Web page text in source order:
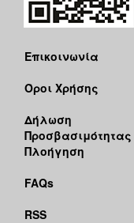
Επικοινωνία
Όροι Χρήσης
Δήλωση
Προσβασιμότητας
Πλοήγηση
FAQs
RSS